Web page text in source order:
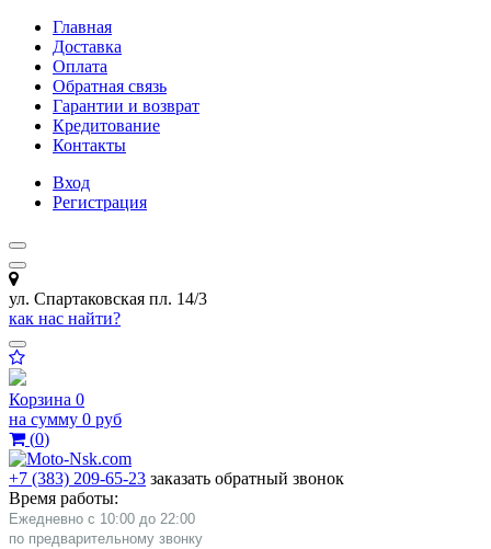
Главная
Доставка
Оплата
Обратная связь
Гарантии и возврат
Кредитование
Контакты
Вход
Регистрация
ул. Спартаковская пл. 14/3
как нас найти?
Корзина 0
на сумму 0 руб
(0)
+7 (383) 209-65-23 заказать обратный звонок
Время работы:
Ежедневно с 10:00 до 22:00
​по предварительному звонку